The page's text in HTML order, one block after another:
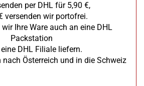
per DHL für 5,90 €,
versenden wir portofrei.
wir Ihre Ware auch an eine DHL
Packstation
DHL Filiale liefern.
nach Österreich und in die Schweiz